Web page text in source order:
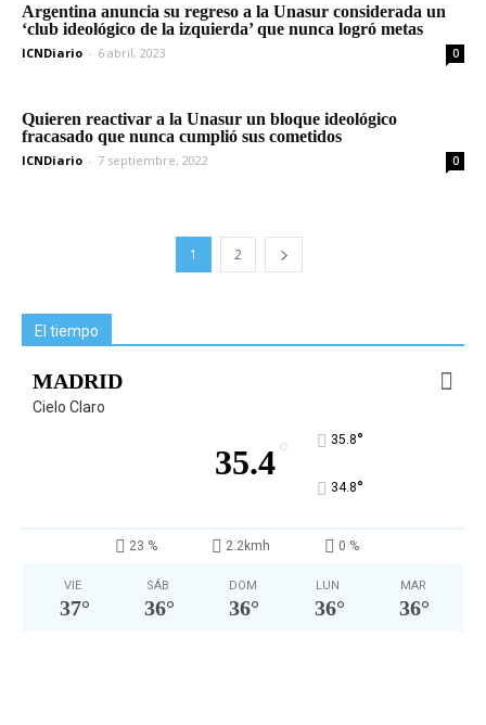
Argentina anuncia su regreso a la Unasur considerada un
‘club ideológico de la izquierda’ que nunca logró metas
ICNDiario - 6 abril, 2023 0
Quieren reactivar a la Unasur un bloque ideológico
fracasado que nunca cumplió sus cometidos
ICNDiario - 7 septiembre, 2022 0
1 2
El tiempo
MADRID
Cielo Claro
35.4° 35.8°
34.8°
23 % 2.2kmh 0 %
VIE
37°
SÁB
36°
DOM
36°
LUN
36°
MAR
36°